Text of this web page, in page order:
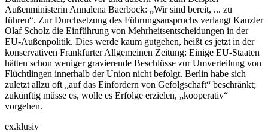
Außenministerin Annalena Baerbock: „Wir sind bereit, ... zu
führen“. Zur Durchsetzung des Führungsanspruchs verlangt Kanzler
Olaf Scholz die Einführung von Mehrheitsentscheidungen in der
EU-Außenpolitik. Dies werde kaum gutgehen, heißt es jetzt in der
konservativen Frankfurter Allgemeinen Zeitung: Einige EU-Staaten
hätten schon weniger gravierende Beschlüsse zur Umverteilung von
Flüchtlingen innerhalb der Union nicht befolgt. Berlin habe sich
zuletzt allzu oft „auf das Einfordern von Gefolgschaft“ beschränkt;
zukünftig müsse es, wolle es Erfolge erzielen, „kooperativ“
vorgehen.
ex.klusiv